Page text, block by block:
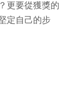
更要從獲獎的
定自己的步